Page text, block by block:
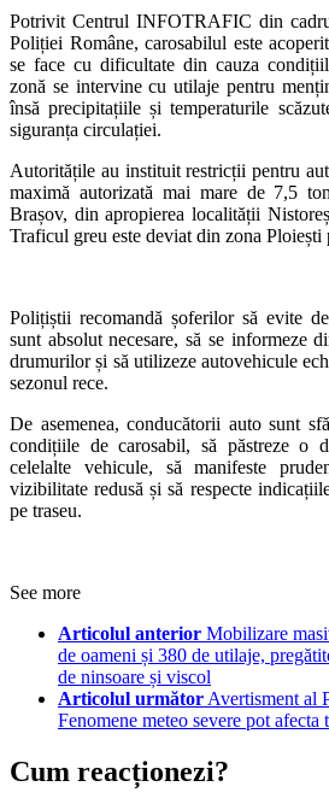
Potrivit Centrul INFOTRAFIC din
Poliției Române, carosabilul este
se face cu dificultate din cauza
zonă se intervine cu utilaje pentru
însă precipitațiile și temperaturile
siguranța circulației.
Autoritățile au instituit restricții pentru
maximă autorizată mai mare de 7,5
Brașov, din apropierea localității
Traficul greu este deviat din zona Ploiești
Polițiștii recomandă șoferilor să evite
sunt absolut necesare, să se informeze
drumurilor și să utilizeze autovehicule
sezonul rece.
De asemenea, conducătorii auto sunt
condițiile de carosabil, să păstreze o
celelalte vehicule, să manifeste
vizibilitate redusă și să respecte
pe traseu.
See more
Articolul anterior Mobilizare
de oameni și 380 de utilaje,
de ninsoare și viscol
Articolul următor Avertisment al
Fenomene meteo severe pot
Cum reacționezi?